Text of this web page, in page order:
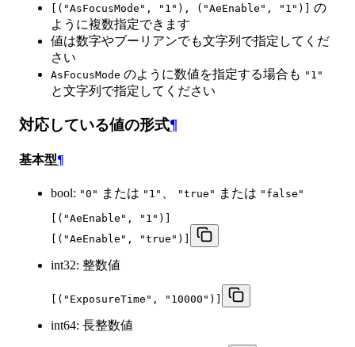
[("AsFocusMode", "1"), ("AeEnable", "1")]
の
ように複数指定できます
値は数字やブーリアンでも文字列で指定してくだ
さい
AsFocusMode のように数値を指定する場合も "1"
と文字列で指定してください
対応している値の形式¶
基本型¶
bool: "0" または "1" 、 "true" または "false"
[("AeEnable", "1")]
[("AeEnable", "true")]
int32: 整数値
[("ExposureTime", "10000")]
int64: 長整数値